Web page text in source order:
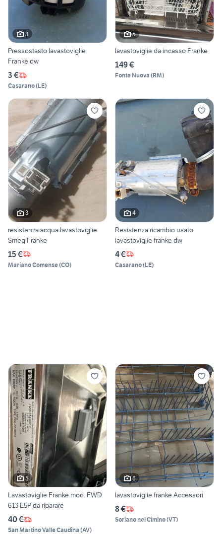
3
Pressostasto lavastoviglie
Franke dw
3 €
Casarano(LE)
5
lavastoviglie da incasso Franke
149 €
Fonte Nuova (RM)
3
resistenza acqua lavastoviglie
Smeg Franke
15 €
Mariano Comense(CO)
4
Resistenza ricambio usato
lavastoviglie franke dw
4 €
Casarano(LE)
5
Lavastoviglie Franke mod. FWD
613 E5P da riparare
40 €
San Martino Valle Caudina (AV)
6
lavastoviglie franke Accessori
8 €
Soriano nel Cimino(VT)